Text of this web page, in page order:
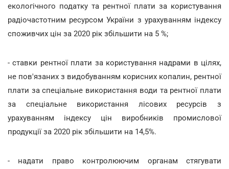
екологічного податку та рентної плати за користування
радіочастотним ресурсом України з урахуванням індексу
споживчих цін за 2020 рік збільшити на 5 %;
- ставки рентної плати за користування надрами в цілях,
не пов'язаних з видобуванням корисних копалин, рентної
плати за спеціальне використання води та рентної плати
за спеціальне використання лісових ресурсів з
урахуванням індексу цін виробників промислової
продукції за 2020 рік збільшити на 14,5%.
- надати право контролюючим органам стягувати